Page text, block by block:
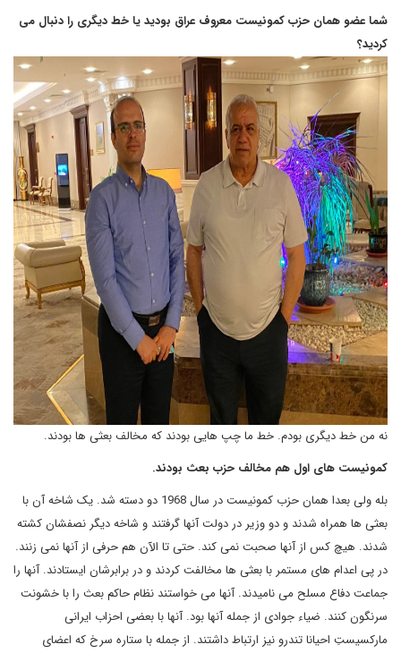
شما عضو همان حزب کمونیست معروف عراق بودید یا خط دیگری را دنبال می
کردید؟
نه من خط دیگری بودم. خط ما چپ هایی بودند که مخالف بعثی ها بودند.
کمونیست های اول هم مخالف حزب بعث بودند.
بله ولی بعدا همان حزب کمونیست در سال 1968 دو دسته شد. یک شاخه آن با
بعثی ها همراه شدند و دو وزیر در دولت آنها گرفتند و شاخه دیگر نصفشان کشته
شدند. هیچ کس از آنها صحبت نمی کند. حتی تا الآن هم حرفی از آنها نمی زنند.
در پی اعدام های مستمر با بعثی ها مخالفت کردند و در برابرشان ایستادند. آنها را
جماعت دفاع مسلح می نامیدند. آنها می خواستند نظام حاکم بعث را با خشونت
سرنگون کنند. ضیاء جوادی از جمله آنها بود. آنها با بعضی احزاب ایرانی
مارکسیستِ احیانا تندرو نیز ارتباط داشتند. از جمله با ستاره سرخ که اعضای